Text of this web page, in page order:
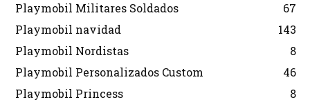
Playmobil Militares Soldados
67
Playmobil navidad
143
Playmobil Nordistas
8
Playmobil Personalizados Custom
46
Playmobil Princess
8